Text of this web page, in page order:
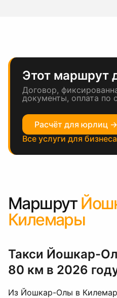
Этот маршрут
Договор,
документы, оплата по
Расчёт для юрлиц →
Все услуги для бизнеса
Маршрут
Килемары
Такси Йошкар-
80 км в 2026
Из Йошкар-Олы в